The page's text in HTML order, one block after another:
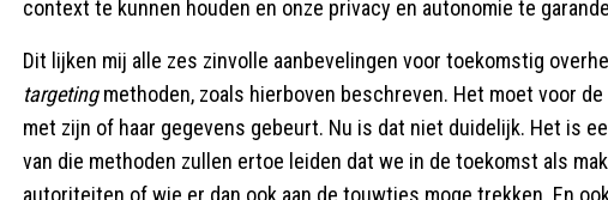
context te kunnen houden en onze privacy en autonomie te
Dit lijken mij alle zes zinvolle aanbevelingen voor toekomstig
targetingmethoden, zoals hierboven beschreven. Het moet voor
met zijn of haar gegevens gebeurt. Nu is dat niet duidelijk. Het is
van die methoden zullen ertoe leiden dat we in de toekomst als
autoriteiten of wie er dan ook aan de touwtjes moge trekken. En